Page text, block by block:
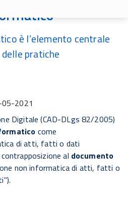
è l’elemento centrale
pratiche
2021
Digitale (CAD-DLgs 82/2005)
come
di atti, fatti o dati
al documento
non informatica di atti, fatti o